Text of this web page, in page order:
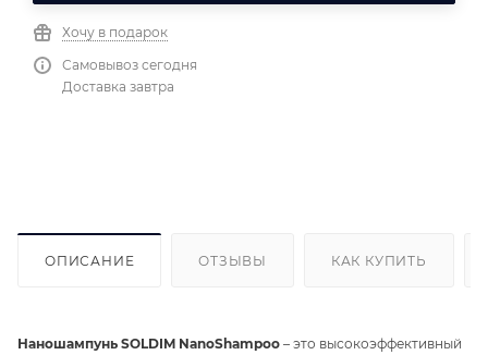
Хочу в подарок
Самовывоз сегодня
Доставка завтра
ОПИСАНИЕ ОТЗЫВЫ КАК КУПИТЬ
Наношампунь SOLDIM NanoShampoo – это высокоэффективный